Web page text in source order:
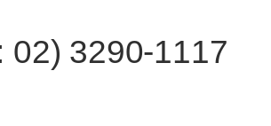
02) 3290-1117